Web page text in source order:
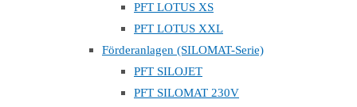
PFT LOTUS XS
PFT LOTUS XXL
Förderanlagen (SILOMAT-Serie)
PFT SILOJET
PFT SILOMAT 230V